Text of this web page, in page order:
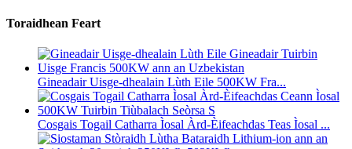
Toraidhean Feart
Gineadair Uisge-dhealain Lùth Eile 500KW Fra...
Cosgais Togail Catharra Ìosal Àrd-Èifeachdas Teas Ìosal ...